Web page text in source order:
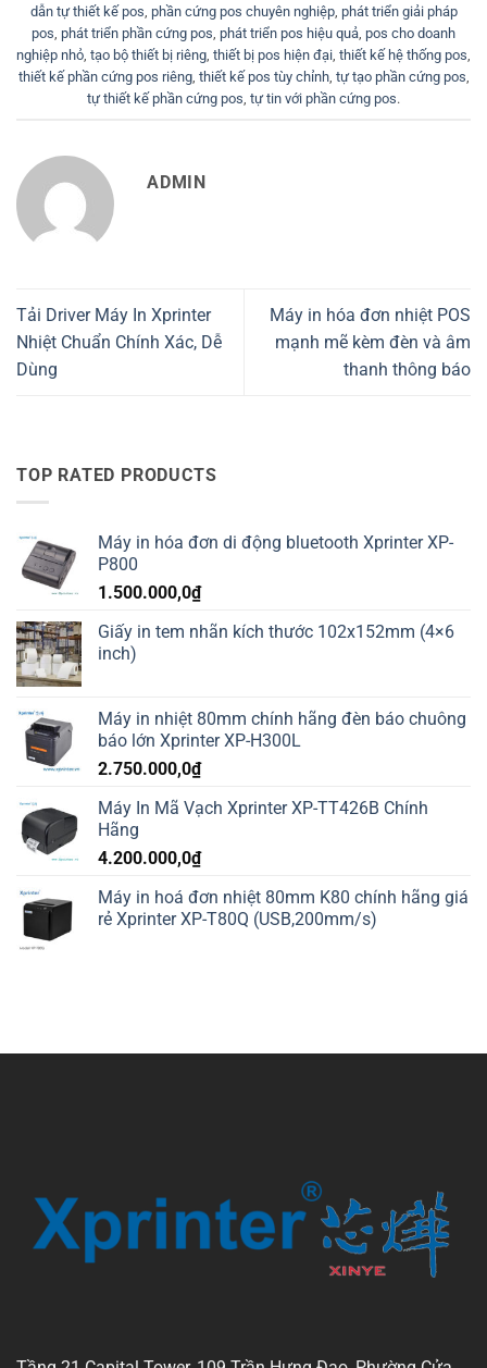
dẫn tự thiết kế pos, phần cứng pos chuyên nghiệp, phát triển giải pháp
pos, phát triển phần cứng pos, phát triển pos hiệu quả, pos cho doanh
nghiệp nhỏ, tạo bộ thiết bị riêng, thiết bị pos hiện đại, thiết kế hệ thống pos,
thiết kế phần cứng pos riêng, thiết kế pos tùy chỉnh, tự tạo phần cứng pos,
tự thiết kế phần cứng pos, tự tin với phần cứng pos.
ADMIN
Tải Driver Máy In Xprinter
Nhiệt Chuẩn Chính Xác, Dễ
Dùng
Máy in hóa đơn nhiệt POS
mạnh mẽ kèm đèn và âm
thanh thông báo
TOP RATED PRODUCTS
Máy in hóa đơn di động bluetooth Xprinter XP-
P800
1.500.000,0₫
Giấy in tem nhãn kích thước 102x152mm (4×6
inch)
Máy in nhiệt 80mm chính hãng đèn báo chuông
báo lớn Xprinter XP-H300L
2.750.000,0₫
Máy In Mã Vạch Xprinter XP-TT426B Chính
Hãng
4.200.000,0₫
Máy in hoá đơn nhiệt 80mm K80 chính hãng giá
rẻ Xprinter XP-T80Q (USB,200mm/s)